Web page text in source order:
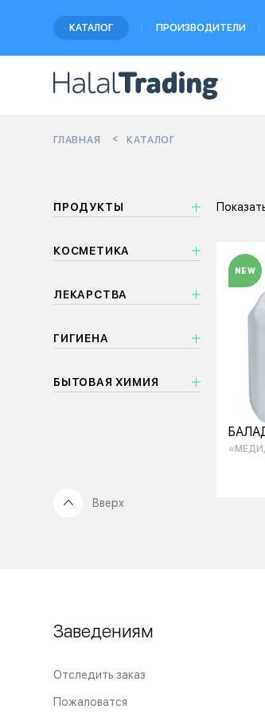
КАТАЛОГ ПРОИЗВОДИТЕЛИ
ГЛАВНАЯ КАТАЛОГ
NEW
ПРОДУКТЫ
КОСМЕТИКА
ЛЕКАРСТВА
ГИГИЕНА
БЫТОВАЯ ХИМИЯ
Вверх
Заведениям
Отследить заказ
Пожаловатся